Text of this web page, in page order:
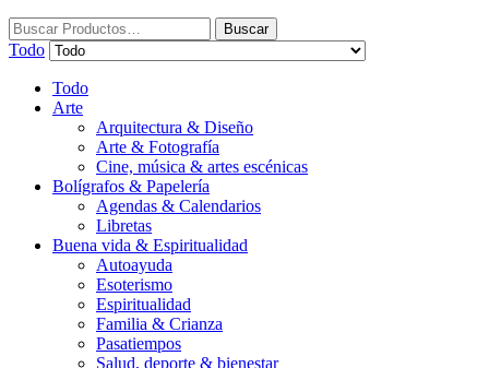
Buscar:
Buscar
Todo
Todo
Arte
Arquitectura & Diseño
Arte & Fotografía
Cine, música & artes escénicas
Bolígrafos & Papelería
Agendas & Calendarios
Libretas
Buena vida & Espiritualidad
Autoayuda
Esoterismo
Espiritualidad
Familia & Crianza
Pasatiempos
Salud, deporte & bienestar